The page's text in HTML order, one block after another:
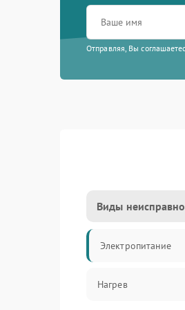
Отправляя, Вы
Виды
Электропитание
Нагрев